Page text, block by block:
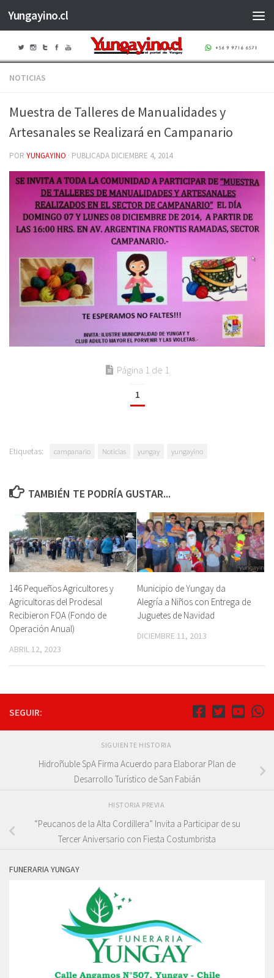
Saltar al contenido
Yungayino.cl
NOTICIAS
Muestra de Talleres de Manualidades y
Artesanales se Realizará en Campanario
POR YUNGAYINO · PUBLICADA DICIEMBRE 4, 2014
Página 1 de 1
1
Etiquetas: campanario Noticias yungay yungayino
TAMBIÉN TE PODRÍA GUSTAR...
146 Pequeños Agricultores y
Agricultoras del Prodesal
Recibieron FOA (Fondo de
Operación Anual)
ABRIL 12, 2023
Municipio de Yungay da
Alegría a Niños con Entrega de
Juguetes de Navidad
DICIEMBRE 11, 2013
SEGUIR:
SIGUIENTE HISTORIA
Hidroñuble SpA Firma Acuerdo para Elaborar Plan de
Desarrollo Turístico de San Fabián
HISTORIA PREVIA
“Peucanos de la Alta Cordillera” Invita a Participar de su
Tercer Aniversario con Fiesta Costumbrista
FUNERARIA YUNGAY